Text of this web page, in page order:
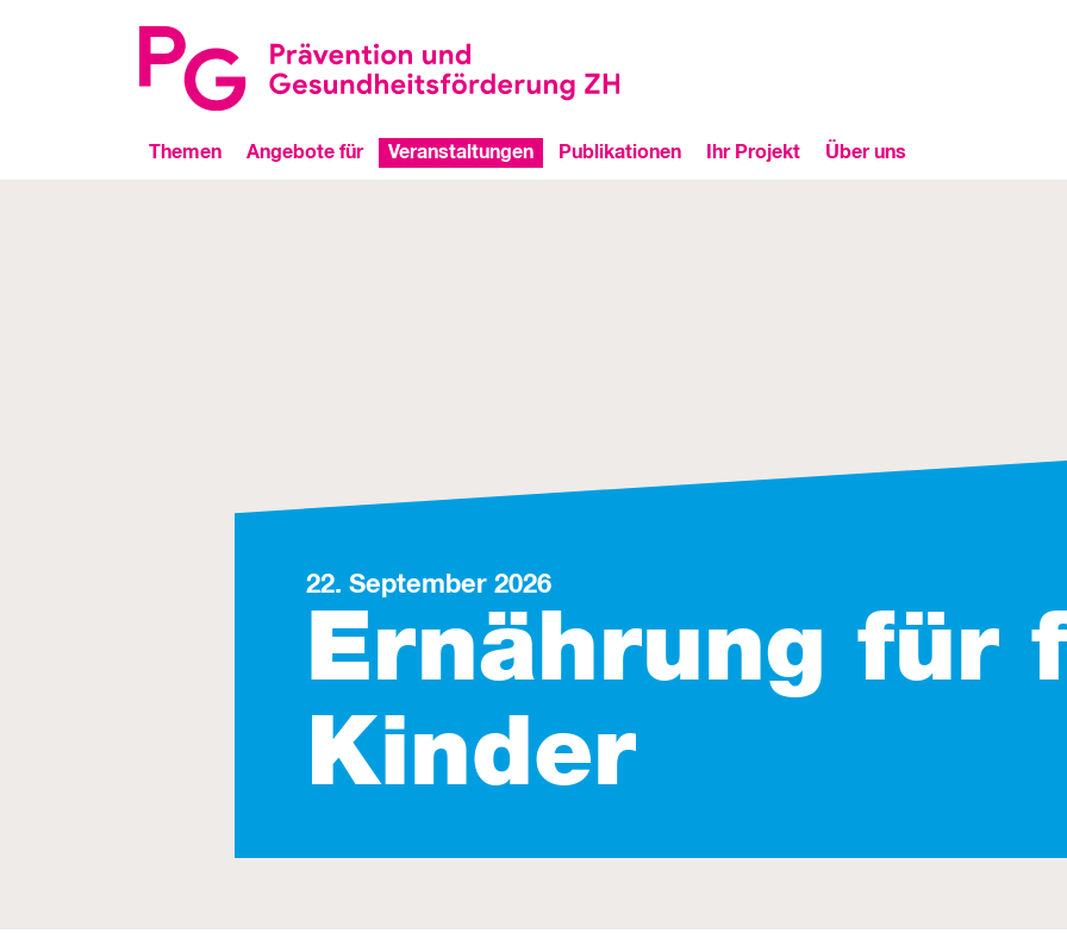
Themen Angebote für Veranstaltungen Publikationen Ihr Projekt Über uns
22. September 2026
Ernährung für
Kinder